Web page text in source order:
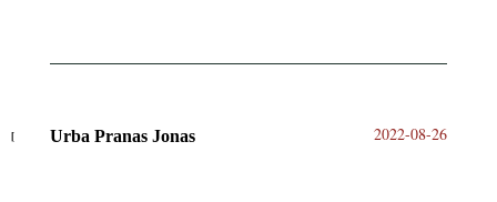
Urba Pranas Jonas 2022-08-26